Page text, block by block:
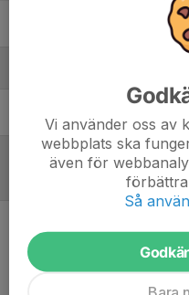
Inget
Vi använder oss av
webbplats ska
även för
Så